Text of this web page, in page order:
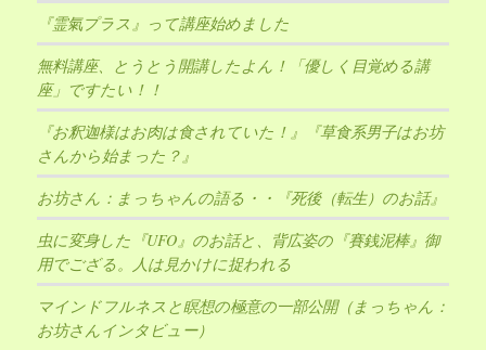
『霊氣プラス』って講座始めました
無料講座、とうとう開講したよん！「優しく目覚める講
座」ですたい！！
『お釈迦様はお肉は食されていた！』『草食系男子はお坊
さんから始まった？』
お坊さん：まっちゃんの語る・・『死後（転生）のお話』
虫に変身した『UFO』のお話と、背広姿の『賽銭泥棒』御
用でござる。人は見かけに捉われる
マインドフルネスと瞑想の極意の一部公開（まっちゃん：
お坊さんインタビュー）